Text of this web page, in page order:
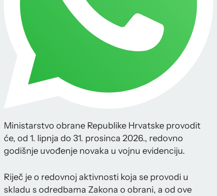
Ministarstvo obrane Republike Hrvatske provodit
će, od 1. lipnja do 31. prosinca 2026., redovno
godišnje uvođenje novaka u vojnu evidenciju.
Riječ je o redovnoj aktivnosti koja se provodi u
skladu s odredbama Zakona o obrani, a od ove